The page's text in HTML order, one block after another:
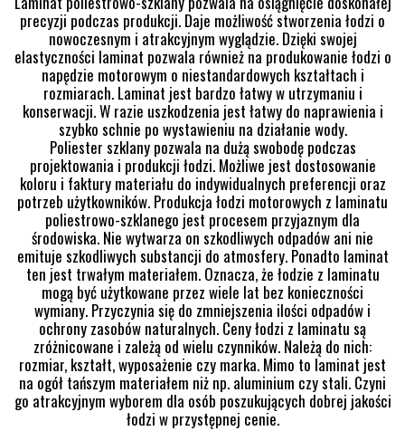
precyzji podczas produkcji. Daje możliwość stworzenia łodzi o
nowoczesnym i atrakcyjnym wyglądzie. Dzięki swojej
elastyczności laminat pozwala również na produkowanie łodzi o
napędzie motorowym o niestandardowych kształtach i
rozmiarach. Laminat jest bardzo łatwy w utrzymaniu i
konserwacji. W razie uszkodzenia jest łatwy do naprawienia i
szybko schnie po wystawieniu na działanie wody.
Poliester szklany pozwala na dużą swobodę podczas
projektowania i produkcji łodzi. Możliwe jest dostosowanie
koloru i faktury materiału do indywidualnych preferencji oraz
potrzeb użytkowników. Produkcja łodzi motorowych z laminatu
poliestrowo-szklanego jest procesem przyjaznym dla
środowiska. Nie wytwarza on szkodliwych odpadów ani nie
emituje szkodliwych substancji do atmosfery. Ponadto laminat
ten jest trwałym materiałem. Oznacza, że łodzie z laminatu
mogą być użytkowane przez wiele lat bez konieczności
wymiany. Przyczynia się do zmniejszenia ilości odpadów i
ochrony zasobów naturalnych. Ceny łodzi z laminatu są
zróżnicowane i zależą od wielu czynników. Należą do nich:
rozmiar, kształt, wyposażenie czy marka. Mimo to laminat jest
na ogół tańszym materiałem niż np. aluminium czy stali. Czyni
go atrakcyjnym wyborem dla osób poszukujących dobrej jakości
łodzi w przystępnej cenie.